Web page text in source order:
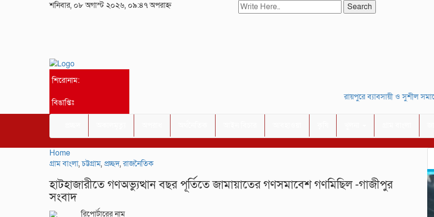
শনিবার, ০৮ অগাস্ট ২০২৬, ০৯:৪৭ অপরাহ্ন Search
শিরোনাম:
বিঙাপ্তিঃ
রায়পুরে ব্যাবসায়ী ও সুশীল সমাজের
Home
গ্রাম বাংলা,চট্টগ্রাম,প্রচ্ছদ,রাজনৈতিক
হাটহাজারীতে গণঅভ্যুত্থান বছর পূর্তিতে জামায়াতের গণসমাবেশ গণমিছিল -গাজীপুর
সংবাদ
রিপোর্টারের নাম